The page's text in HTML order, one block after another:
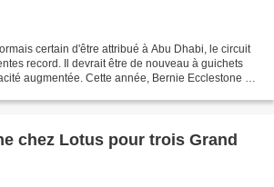
certain d'être attribué à Abu Dhabi, le circuit
record. Il devrait être de nouveau à guichets
augmentée. Cette année, Bernie Ecclestone a
chez Lotus pour trois Grand